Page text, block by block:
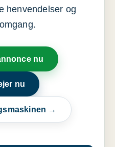
henvendelser og
nu
nu
→